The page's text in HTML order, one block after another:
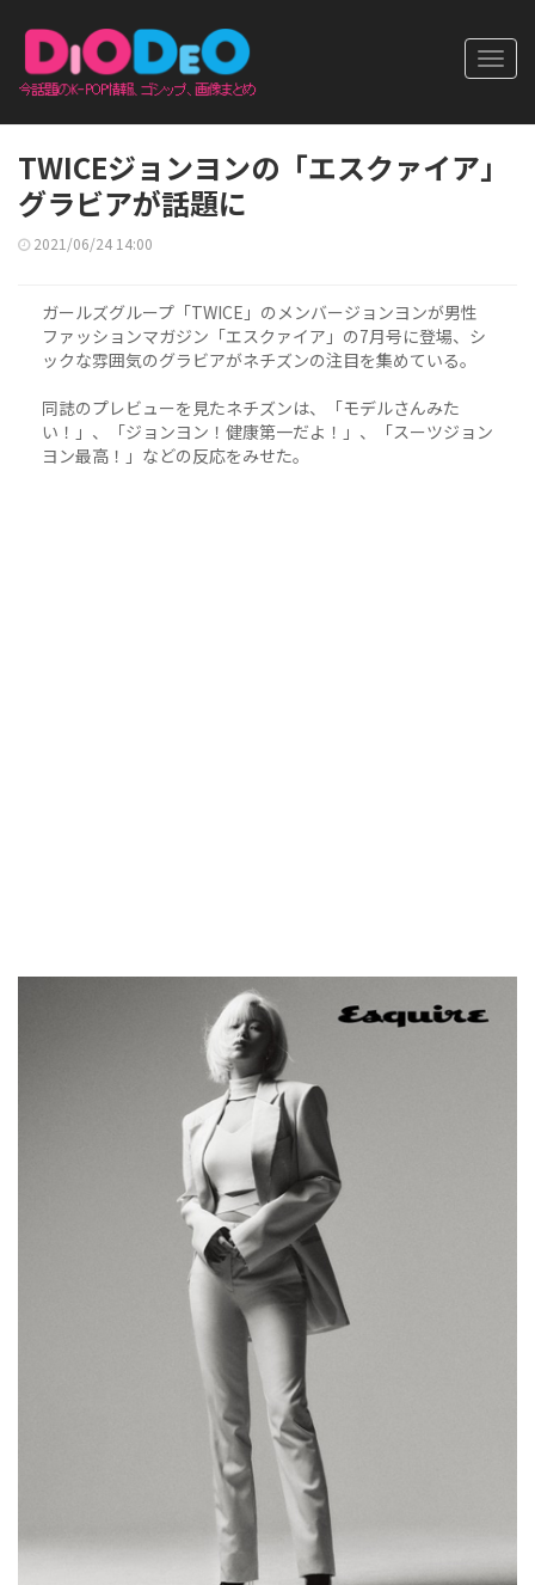
TWICEジョンヨンの「エスクァイア」
グラビアが話題に
2021/06/24 14:00
ガールズグループ「TWICE」のメンバージョンヨンが男性
ファッションマガジン「エスクァイア」の7月号に登場、シ
ックな雰囲気のグラビアがネチズンの注目を集めている。
同誌のプレビューを見たネチズンは、「モデルさんみた
い！」、「ジョンヨン！健康第一だよ！」、「スーツジョン
ヨン最高！」などの反応をみせた。